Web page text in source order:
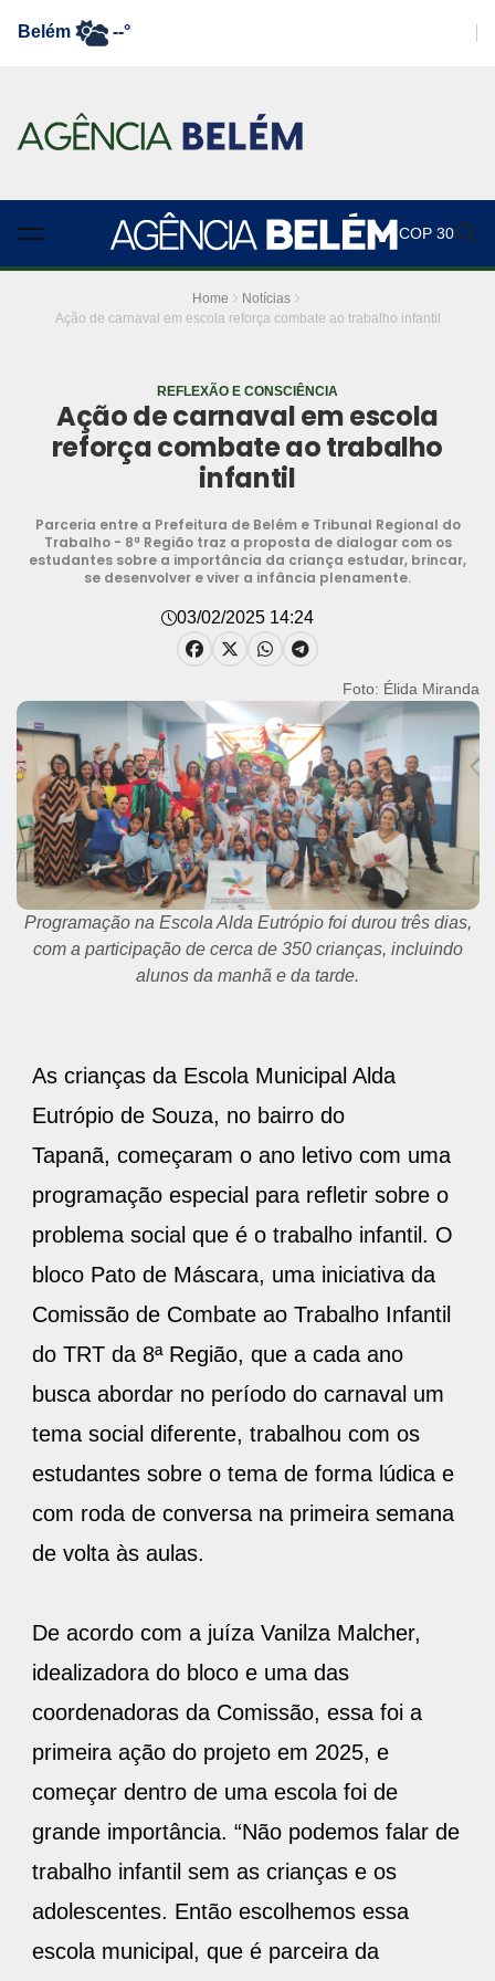
Belém --°
COP 30
Home
Notícias
Ação de carnaval em escola reforça combate ao trabalho infantil
REFLEXÃO E CONSCIÊNCIA
Ação de carnaval em escola
reforça combate ao trabalho
infantil
Parceria entre a Prefeitura de Belém e Tribunal Regional do
Trabalho - 8ª Região traz a proposta de dialogar com os
estudantes sobre a importância da criança estudar, brincar,
se desenvolver e viver a infância plenamente.
03/02/2025 14:24
Foto: Élida Miranda
Programação na Escola Alda Eutrópio foi durou três dias,
com a participação de cerca de 350 crianças, incluindo
alunos da manhã e da tarde.
As crianças da Escola Municipal Alda
Eutrópio de Souza, no bairro do
Tapanã, começaram o ano letivo com uma
programação especial para refletir sobre o
problema social que é o trabalho infantil. O
bloco Pato de Máscara, uma iniciativa da
Comissão de Combate ao Trabalho Infantil
do TRT da 8ª Região, que a cada ano
busca abordar no período do carnaval um
tema social diferente, trabalhou com os
estudantes sobre o tema de forma lúdica e
com roda de conversa na primeira semana
de volta às aulas.
De acordo com a juíza Vanilza Malcher,
idealizadora do bloco e uma das
coordenadoras da Comissão, essa foi a
primeira ação do projeto em 2025, e
começar dentro de uma escola foi de
grande importância. “Não podemos falar de
trabalho infantil sem as crianças e os
adolescentes. Então escolhemos essa
escola municipal, que é parceira da